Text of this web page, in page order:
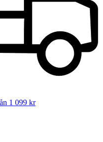
1 099 kr